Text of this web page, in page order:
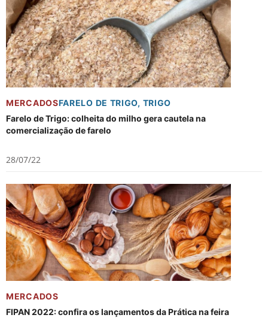
MERCADOSFARELO DE TRIGO, TRIGO
Farelo de Trigo: colheita do milho gera cautela na
comercialização de farelo
28/07/22
MERCADOS
FIPAN 2022: confira os lançamentos da Prática na feira